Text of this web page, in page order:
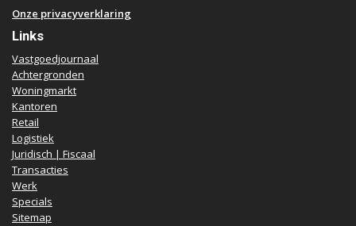
Onze privacyverklaring
Links
Vastgoedjournaal
Achtergronden
Woningmarkt
Kantoren
Retail
Logistiek
Juridisch | Fiscaal
Transacties
Werk
Specials
Sitemap